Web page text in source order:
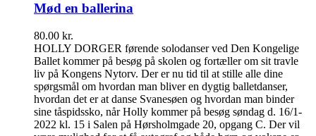
Mød en ballerina
80.00 kr.
HOLLY DORGER førende solodanser ved Den Kongelige
Ballet kommer på besøg på skolen og fortæller om sit travle
liv på Kongens Nytorv. Der er nu tid til at stille alle dine
spørgsmål om hvordan man bliver en dygtig balletdanser,
hvordan det er at danse Svanesøen og hvordan man binder
sine tåspidssko, når Holly kommer på besøg søndag d. 16/1-
2022 kl. 15 i Salen på Hørsholmgade 20, opgang C. Der vil